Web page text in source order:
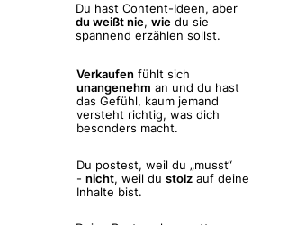
Du hast Content-Ideen, aber
du weißt nie, wie du sie
spannend erzählen sollst.
Verkaufen fühlt sich
unangenehm an und du hast
das Gefühl, kaum jemand
versteht richtig, was dich
besonders macht.
Du postest, weil du „musst“
- nicht, weil du stolz auf deine
Inhalte bist.